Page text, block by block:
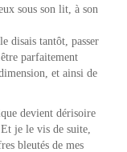
sous son lit, à son
disais tantôt, passer
parfaitement
et ainsi de
devient dérisoire
je le vis de suite,
bleutés de mes